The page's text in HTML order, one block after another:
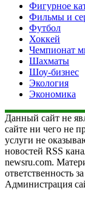
Фигурное
Фильмы и
Футбол
Хоккей
Чемпионат
Шахматы
Шоу-бизнес
Экология
Экономика
Данный сайт не
сайте ни чего не
услуги не
новостей RSS
newsru.com.
ответственность
Администрация